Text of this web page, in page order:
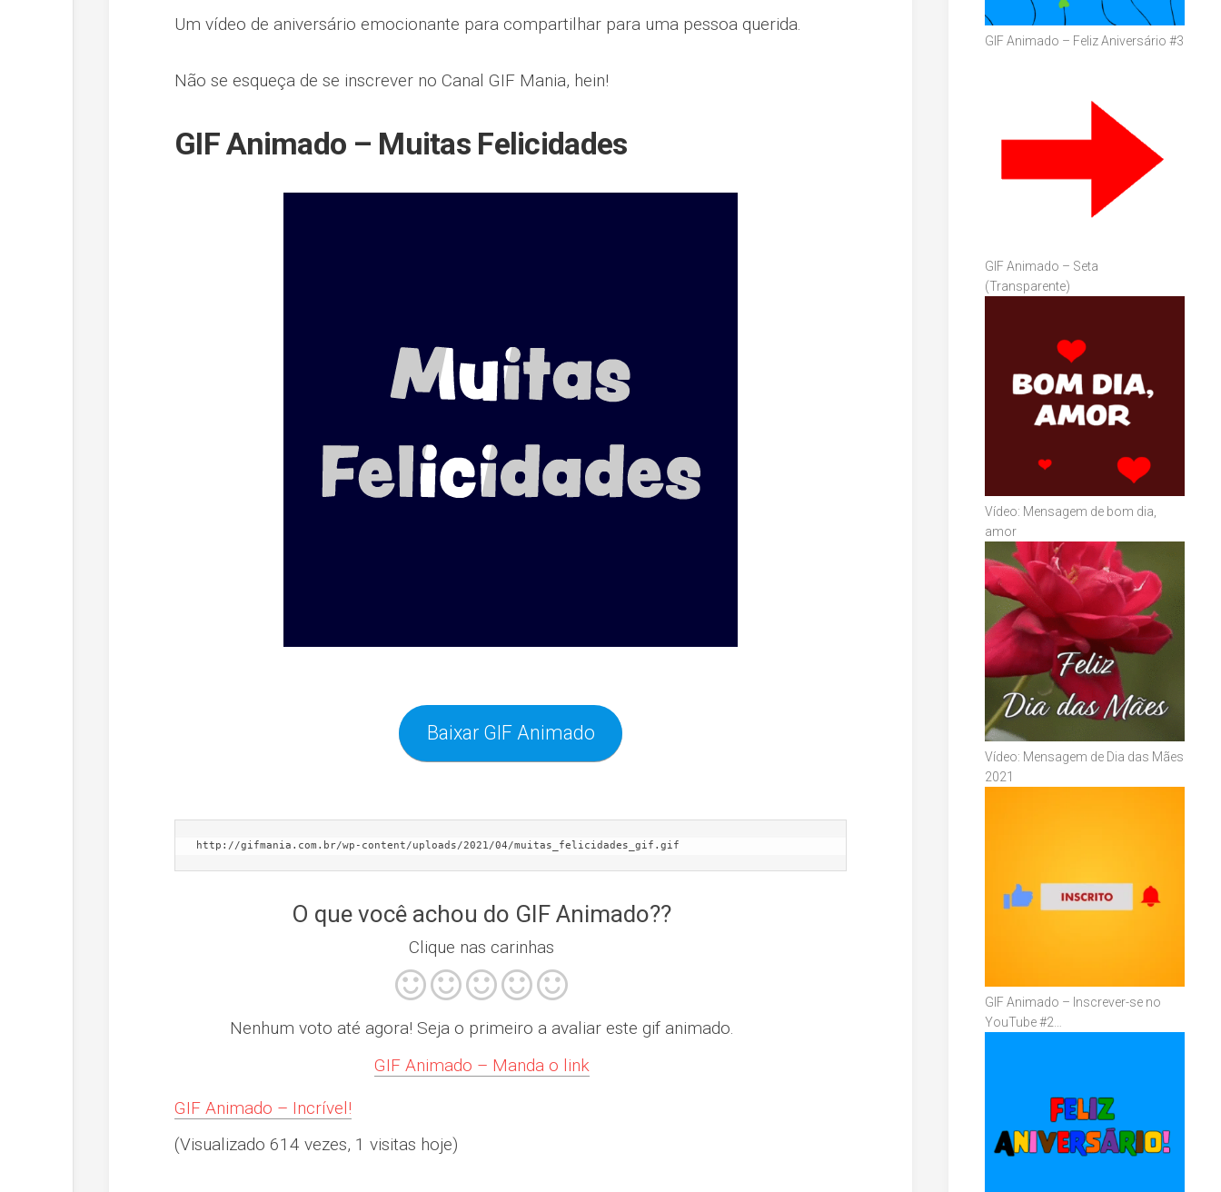
Um vídeo de aniversário emocionante para compartilhar para uma pessoa querida.
Não se esqueça de se inscrever no Canal GIF Mania, hein!
GIF Animado – Muitas Felicidades
Baixar GIF Animado
http://gifmania.com.br/wp-content/uploads/2021/04/muitas_felicidades_gif.gif
O que você achou do GIF Animado??
Clique nas carinhas
Nenhum voto até agora! Seja o primeiro a avaliar este gif animado.
GIF Animado – Manda o link
GIF Animado – Incrível!
(Visualizado 614 vezes, 1 visitas hoje)
GIF Animado – Feliz Aniversário #3
GIF Animado – Seta
(Transparente)
Vídeo: Mensagem de bom dia,
amor
Vídeo: Mensagem de Dia das Mães
2021
GIF Animado – Inscrever-se no
YouTube #2…